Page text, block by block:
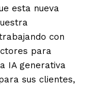
esta nueva
con
para
IA generativa
sus clientes,